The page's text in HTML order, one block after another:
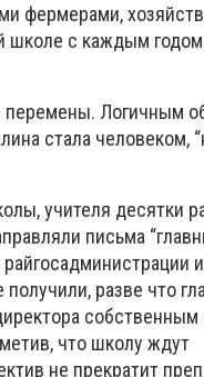
фермерами,
школе с каждым
перемены. Логичным
стала человеком,
учителя десятки
письма
разве что
что школу ждут
не прекратит